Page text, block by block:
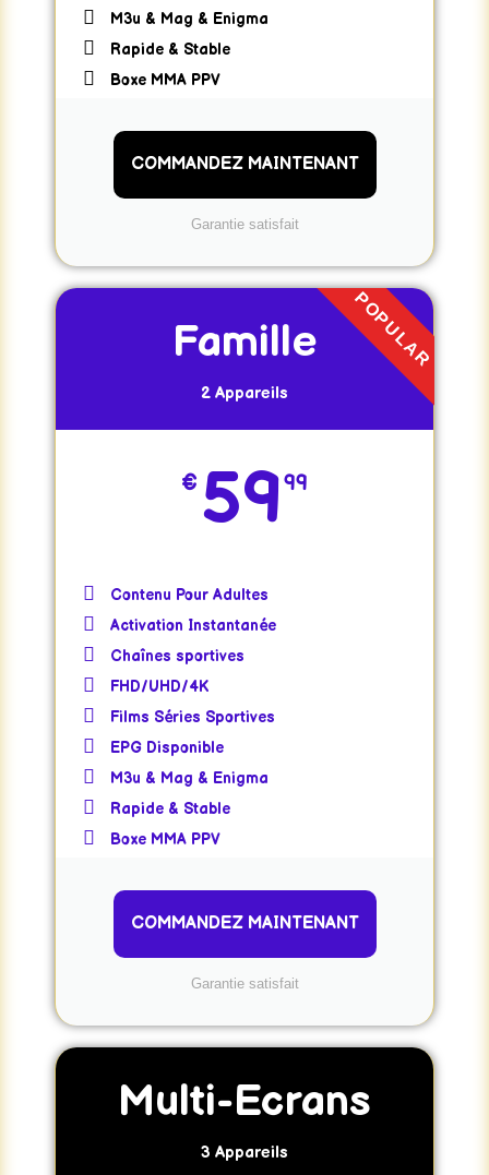
M3u & Mag & Enigma
Rapide & Stable
Boxe MMA PPV
COMMANDEZ MAINTENANT
Garantie satisfait
Famille
2 Appareils
€ 5999
Contenu Pour Adultes
Activation Instantanée
Chaînes sportives
FHD/UHD/4K
Films Séries Sportives
EPG Disponible
M3u & Mag & Enigma
Rapide & Stable
Boxe MMA PPV
COMMANDEZ MAINTENANT
Garantie satisfait
POPULAR
Multi-Ecrans
3 Appareils